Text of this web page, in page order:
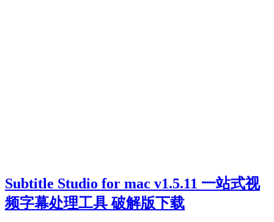
Subtitle Studio for mac v1.5.11 一站式视
频字幕处理工具 破解版下载